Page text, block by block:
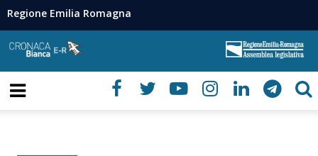
Regione Emilia Romagna